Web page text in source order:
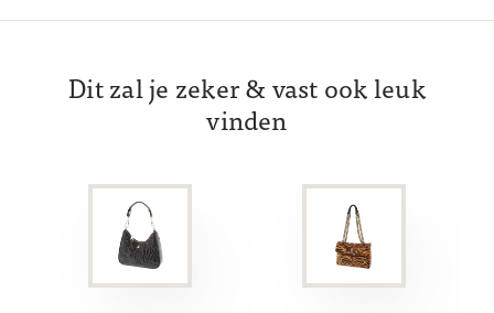
Dit zal je zeker & vast ook leuk
vinden